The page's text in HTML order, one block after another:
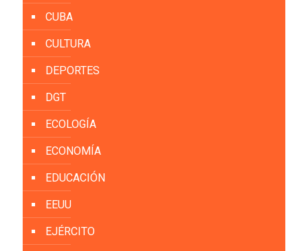
CUBA
CULTURA
DEPORTES
DGT
ECOLOGÍA
ECONOMÍA
EDUCACIÓN
EEUU
EJÉRCITO